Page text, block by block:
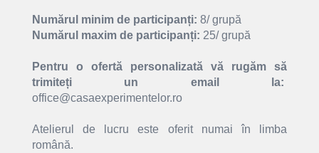
Numărul minim de participanți: 8/ grupă
Numărul maxim de participanți: 25/ grupă
Pentru o ofertă personalizată vă rugăm să
trimiteți un email la:
office@casaexperimentelor.ro
Atelierul de lucru este oferit numai în limba
română.